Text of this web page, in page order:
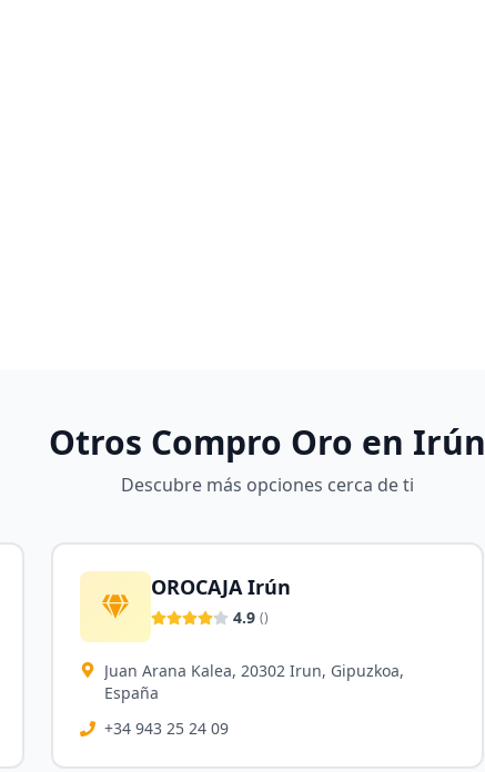
Otros Compro Oro en Irún
Descubre más opciones cerca de ti
OROCAJA Irún
4.9 ()
Juan Arana Kalea, 20302 Irun, Gipuzkoa,
España
+34 943 25 24 09